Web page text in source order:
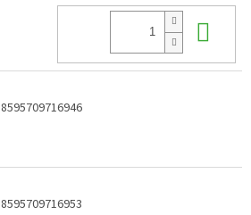
8595709716946
8595709716953